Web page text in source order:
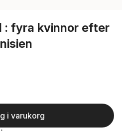
: fyra kvinnor efter
i varukorg